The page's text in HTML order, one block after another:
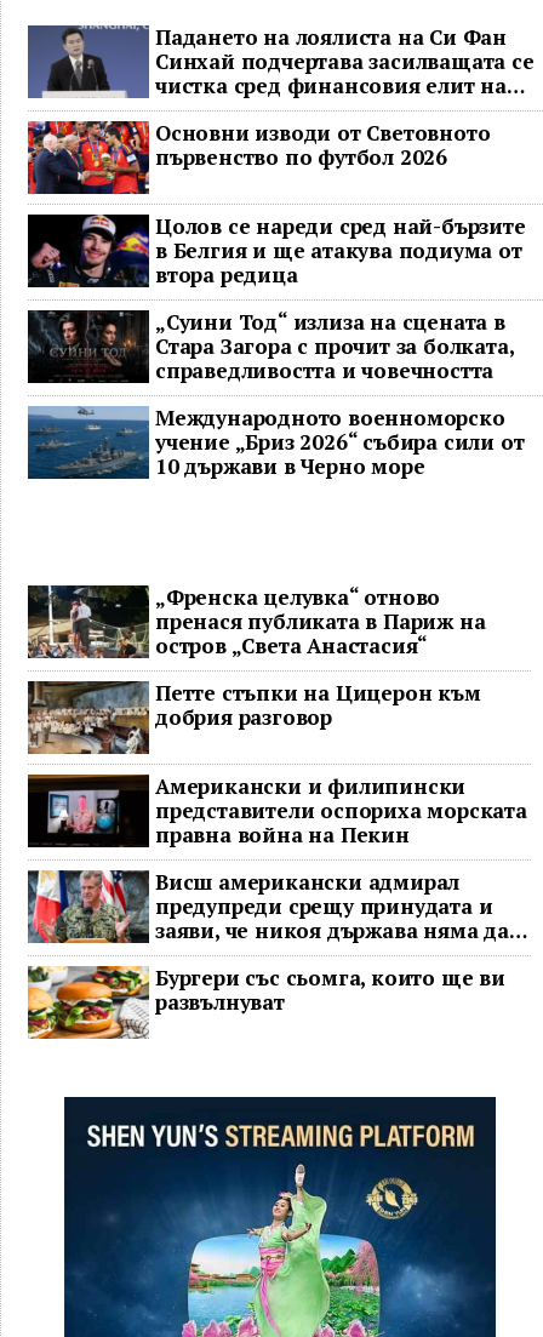
Падането на лоялиста на Си Фан
Синхай подчертава засилващата се
чистка сред финансовия елит на
Китай
Основни изводи от Световното
първенство по футбол 2026
Цолов се нареди сред най-бързите
в Белгия и ще атакува подиума от
втора редица
„Суини Тод“ излиза на сцената в
Стара Загора с прочит за болката,
справедливостта и човечността
Международното военноморско
учение „Бриз 2026“ събира сили от
10 държави в Черно море
„Френска целувка“ отново
пренася публиката в Париж на
остров „Света Анастасия“
Петте стъпки на Цицерон към
добрия разговор
Американски и филипински
представители оспориха морската
правна война на Пекин
Висш американски адмирал
предупреди срещу принудата и
заяви, че никоя държава няма да
доминира в Индо-Тихоокеанския
регион
Бургери със сьомга, които ще ви
развълнуват